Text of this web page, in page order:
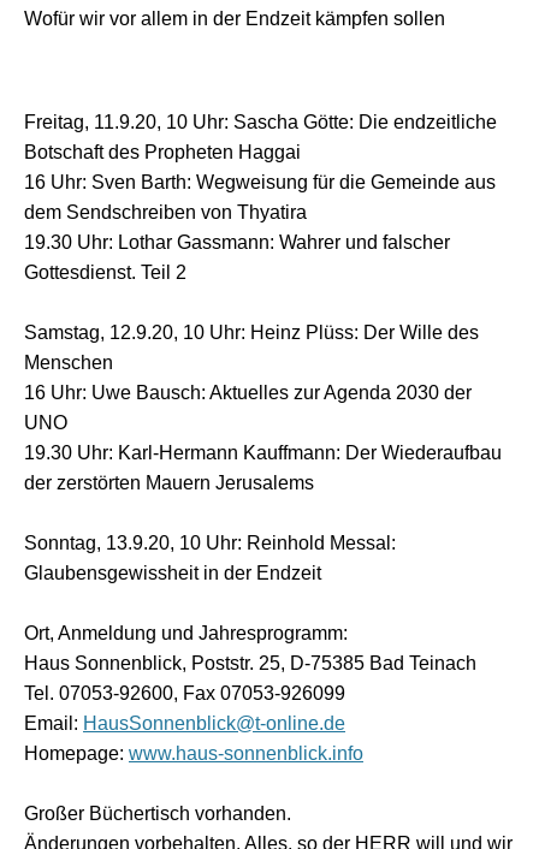
Wofür wir vor allem in der Endzeit kämpfen sollen
Freitag, 11.9.20, 10 Uhr: Sascha Götte: Die endzeitliche
Botschaft des Propheten Haggai
16 Uhr: Sven Barth: Wegweisung für die Gemeinde aus
dem Sendschreiben von Thyatira
19.30 Uhr: Lothar Gassmann: Wahrer und falscher
Gottesdienst. Teil 2
Samstag, 12.9.20, 10 Uhr: Heinz Plüss: Der Wille des
Menschen
16 Uhr: Uwe Bausch: Aktuelles zur Agenda 2030 der
UNO
19.30 Uhr: Karl-Hermann Kauffmann: Der Wiederaufbau
der zerstörten Mauern Jerusalems
Sonntag, 13.9.20, 10 Uhr: Reinhold Messal:
Glaubensgewissheit in der Endzeit
Ort, Anmeldung und Jahresprogramm:
Haus Sonnenblick, Poststr. 25, D-75385 Bad Teinach
Tel. 07053-92600, Fax 07053-926099
Email: HausSonnenblick@t-online.de
Homepage: www.haus-sonnenblick.info
Großer Büchertisch vorhanden.
Änderungen vorbehalten. Alles, so der HERR will und wir